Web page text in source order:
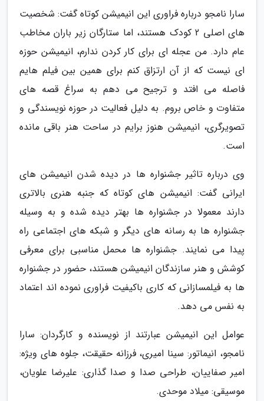
سارا نامجو درباره فراوری این انیمیشن کوتاه گفت: شخصیت
های اصلی 2 کودک هستند، اما ستارگان زیر باران مخاطب
عام دارد. من عجله ای برای کار کردن ندارم، انیمیشن حوزه
ای نیست که از آن ارتزاق کنم برای همین بین فیلم هایم
فاصله می افتد و ترجیح می دهم به سراغ قصه های
متفاوت و خاص بروم. به دلیل فعالیت در حوزه نویسندگی و
تصویرگری، انیمیشن هنوز برایم در ساحت هنر باقی مانده
است.
وی درباره تاثیر جشنواره ها در دیده شدن انیمیشن های
ایرانی گفت: انیمیشن های کوتاه که جنبه هنری بالاتری
دارند معمولا در جشنواره ها بهتر دیده شده و به وسیله
جشنواره ها به رسانه های دیگر و شبکه های اجتماعی راه
پیدا می نمایند. جشنواره ها محمل مناسبی برای معرفی
کوشش و هنر سازندگان انیمیشن هستند، حضور در جشنواره
ها به فیلمسازانی که کاری باکیفیت فراوری نموده اند اعتماد
به نفس می دهد.
عوامل این انیمیشن عبارتند از نویسنده و کارگردان: سارا
نامجو، انیماتور: سینا امیری، فرزانه حقیقت، جلوه های ویژه:
امیر صفاییان، طراحی صدا و صدا گذاری: علیرضا علویان،
موسیقی: میلاد موحدی.